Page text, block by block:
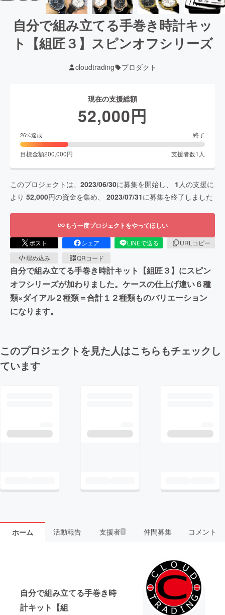
自分で組み立てる手巻き時計キッ
ト【組匠３】スピンオフシリーズ
cloudtrading プロダクト
現在の支援総額
52,000円
26%達成 終了
目標金額200,000円 支援者数1 人
このプロジェクトは、 2023/06/30に募集を開始し、 1 人の支援に
より 52,000円の資金を集め、 2023/07/31に募集を終了しました
もう一度プロジェクトをやってほしい
ポスト シェア LINEで送る
URLコピー
埋め込み
QRコード
自分で組み立てる手巻き時計キット【組匠３】にスピン
オフシリーズが加わりました。ケースの仕上げ違い６種
類×ダイアル２種類＝合計１２種類ものバリエーション
になります。
このプロジェクトを見た人はこちらもチェックし
ています
ホーム 活動報告 支援者 1 仲間募集 コメント
自分で組み立てる手巻き時
計キット【組